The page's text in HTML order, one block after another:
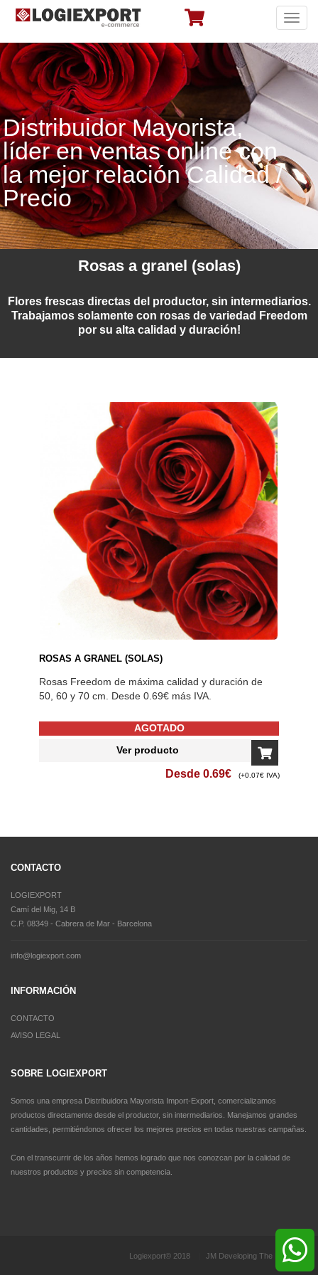
Distribuidor Mayorista,
líder en ventas online con
la mejor relación Calidad /
Precio
Rosas a granel (solas)
Flores frescas directas del productor, sin intermediarios.
Trabajamos solamente con rosas de variedad Freedom
por su alta calidad y duración!
ROSAS A GRANEL (SOLAS)
Rosas Freedom de máxima calidad y duración de
50, 60 y 70 cm. Desde 0.69€ más IVA.
AGOTADO
Ver producto
Desde 0.69€ (+0.07€ IVA)
CONTACTO
LOGIEXPORT
Camí del Mig, 14 B
C.P. 08349 - Cabrera de Mar - Barcelona
info@logiexport.com
INFORMACIÓN
CONTACTO
AVISO LEGAL
SOBRE LOGIEXPORT
Somos una empresa Distribuidora Mayorista Import-Export, comercializamos
productos directamente desde el productor, sin intermediarios. Manejamos grandes
cantidades, permitiéndonos ofrecer los mejores precios en todas nuestras campañas.
Con el transcurrir de los años hemos logrado que nos conozcan por la calidad de
nuestros productos y precios sin competencia.
Logiexport© 2018 JM Developing The Future |